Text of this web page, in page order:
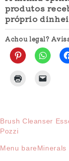
produtos
próprio
Achou legal?
Brush Cleanser
Pozzi
Menu bareMinerals